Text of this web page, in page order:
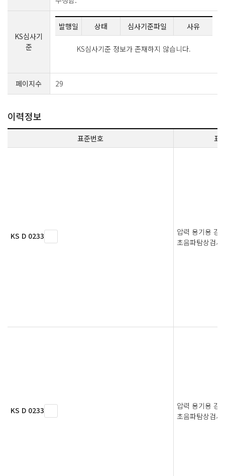
KS심사기
준
발행일 상태 심사기준파일 사유
KS심사기준 정보가 존재하지 않습니다.
페이지수 29
이력정보
표준번호 표
KS D 0233
압력 용기용 강
초음파탐상검사
KS D 0233
압력 용기용 강
초음파탐상검사